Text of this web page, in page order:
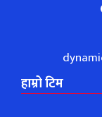
हाम्रो टिम